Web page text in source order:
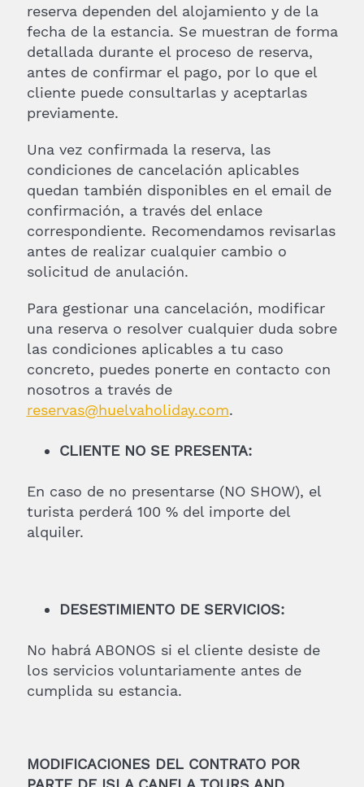
reserva dependen del alojamiento y de la
fecha de la estancia. Se muestran de forma
detallada durante el proceso de reserva,
antes de confirmar el pago, por lo que el
cliente puede consultarlas y aceptarlas
previamente.
Una vez confirmada la reserva, las
condiciones de cancelación aplicables
quedan también disponibles en el email de
confirmación, a través del enlace
correspondiente. Recomendamos revisarlas
antes de realizar cualquier cambio o
solicitud de anulación.
Para gestionar una cancelación, modificar
una reserva o resolver cualquier duda sobre
las condiciones aplicables a tu caso
concreto, puedes ponerte en contacto con
nosotros a través de
reservas@huelvaholiday.com.
CLIENTE NO SE PRESENTA:
En caso de no presentarse (NO SHOW), el
turista perderá 100 % del importe del
alquiler.
DESESTIMIENTO DE SERVICIOS:
No habrá ABONOS si el cliente desiste de
los servicios voluntariamente antes de
cumplida su estancia.
MODIFICACIONES DEL CONTRATO POR